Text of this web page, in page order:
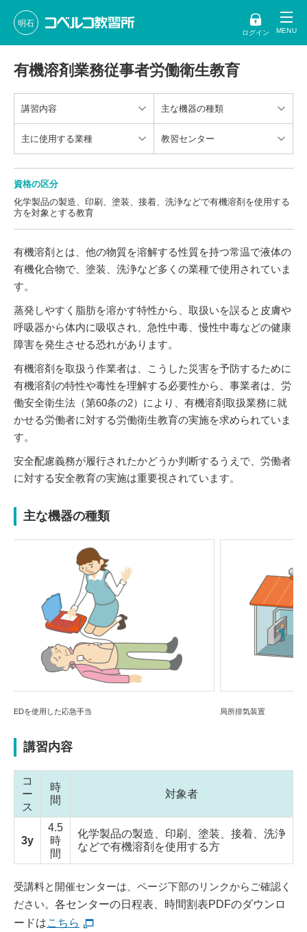
明石
ログイン
有機溶剤業務従事者労働衛生教育
講習内容 主な機器の種類
主に使用する業種 教習センター
資格の区分
化学製品の製造、印刷、塗装、接着、洗浄などで有機溶剤を使用する
方を対象とする教育
有機溶剤とは、他の物質を溶解する性質を持つ常温で液体の
有機化合物で、塗装、洗浄など多くの業種で使用されていま
す。
蒸発しやすく脂肪を溶かす特性から、取扱いを誤ると皮膚や
呼吸器から体内に吸収され、急性中毒、慢性中毒などの健康
障害を発生させる恐れがあります。
有機溶剤を取扱う作業者は、こうした災害を予防するために
有機溶剤の特性や毒性を理解する必要性から、事業者は、労
働安全衛生法（第60条の2）により、有機溶剤取扱業務に就
かせる労働者に対する労働衛生教育の実施を求められていま
す。
安全配慮義務が履行されたかどうか判断するうえで、労働者
に対する安全教育の実施は重要視されています。
主な機器の種類
Previou
Next
講習内容
コ
ー
ス
時
間
対象者
3y
4.5
時
間
化学製品の製造、印刷、塗装、接着、洗浄
などで有機溶剤を使用する方
受講料と開催センターは、ページ下部のリンクからご確認く
ださい。 各センターの日程表、時間割表PDFのダウンロ
ードはこちら